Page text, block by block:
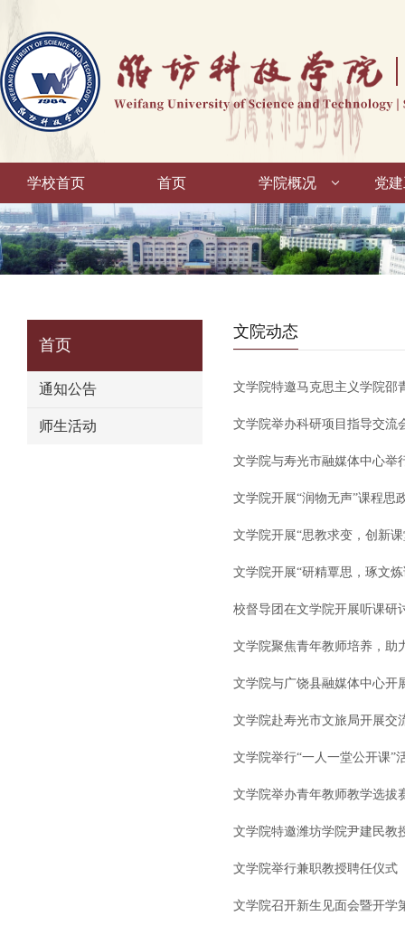
学校首页 首页 学院概况 党
首页
通知公告
师生活动
文院动态
文学院特邀马克思主义学院邵
文学院举办科研项目指导交流
文学院与寿光市融媒体中心举
文学院开展“润物无声”课程思
文学院开展“思教求变，创新
文学院开展“研精覃思，琢文
校督导团在文学院开展听课研
文学院聚焦青年教师培养，助
文学院与广饶县融媒体中心开
文学院赴寿光市文旅局开展交
文学院举行“一人一堂公开课”
文学院举办青年教师教学选拔
文学院特邀潍坊学院尹建民教
文学院举行兼职教授聘任仪式
文学院召开新生见面会暨开学